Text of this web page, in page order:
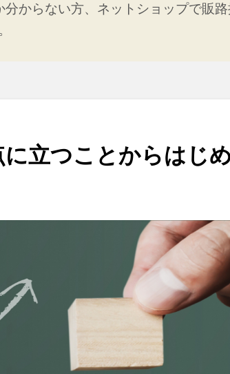
からない方、ネットショップで販
立つことからはじ